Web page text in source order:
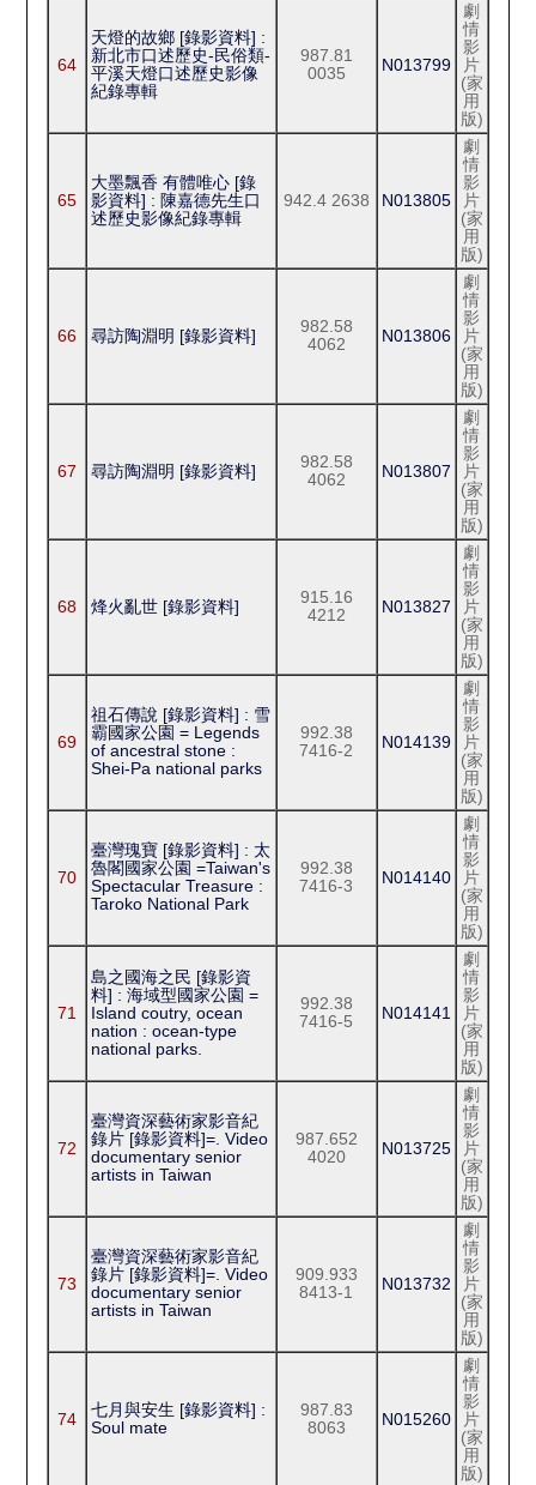
64
天燈的故鄉 [錄影資料] :
新北市口述歷史-民俗類-
平溪天燈口述歷史影像
紀錄專輯
987.81
0035
N013799
劇
情
影
片
(家
用
版)
65
大墨飄香 有體唯心 [錄
影資料] : 陳嘉德先生口
述歷史影像紀錄專輯
942.4 2638 N013805
劇
情
影
片
(家
用
版)
66 尋訪陶淵明 [錄影資料]
982.58
4062
N013806
劇
情
影
片
(家
用
版)
67 尋訪陶淵明 [錄影資料]
982.58
4062
N013807
劇
情
影
片
(家
用
版)
68 烽火亂世 [錄影資料]
915.16
4212
N013827
劇
情
影
片
(家
用
版)
69
祖石傳說 [錄影資料] : 雪
霸國家公園 = Legends
of ancestral stone :
Shei-Pa national parks
992.38
7416-2
N014139
劇
情
影
片
(家
用
版)
70
臺灣瑰寶 [錄影資料] : 太
魯閣國家公園 =Taiwan's
Spectacular Treasure :
Taroko National Park
992.38
7416-3
N014140
劇
情
影
片
(家
用
版)
71
島之國海之民 [錄影資
料] : 海域型國家公園 =
Island coutry, ocean
nation : ocean-type
national parks.
992.38
7416-5
N014141
劇
情
影
片
(家
用
版)
72
臺灣資深藝術家影音紀
錄片 [錄影資料]=. Video
documentary senior
artists in Taiwan
987.652
4020
N013725
劇
情
影
片
(家
用
版)
73
臺灣資深藝術家影音紀
錄片 [錄影資料]=. Video
documentary senior
artists in Taiwan
909.933
8413-1
N013732
劇
情
影
片
(家
用
版)
74
七月與安生 [錄影資料] :
Soul mate
987.83
8063
N015260
劇
情
影
片
(家
用
版)